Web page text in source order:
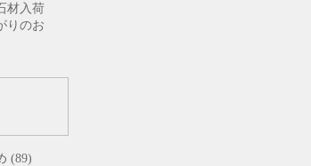
材入荷
りのお
(89)